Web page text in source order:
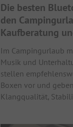
Die besten
den
Kaufberatung
Im Campingurlaub
Musik und
stellen
Boxen vor und
Klangqualität,